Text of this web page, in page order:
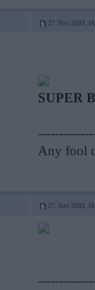
27. Nov 2003,
SUPER
Any fool
27. Nov 2003,